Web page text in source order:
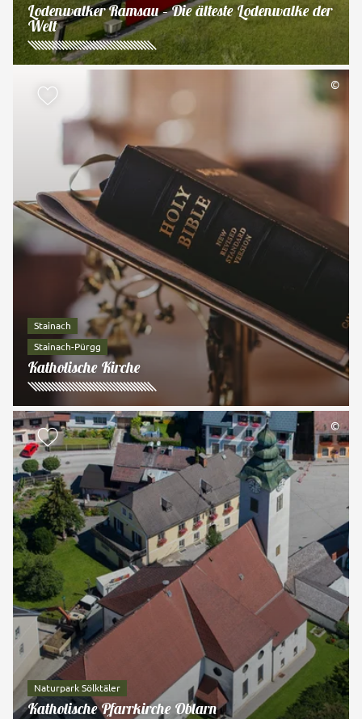
Lodenwalker Ramsau – Die älteste Lodenwalke der
Welt
©
zur Merkliste hinzufügen
Stainach
Stainach-Pürgg
Katholische Kirche
©
zur Merkliste hinzufügen
Naturpark Sölktäler
Katholische Pfarrkirche Öblarn